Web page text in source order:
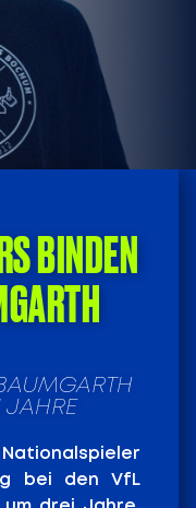
BINDEN
JAHRE
bei den VfL